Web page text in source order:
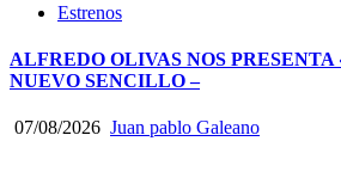
Estrenos
ALFREDO OLIVAS NOS PRESENTA
NUEVO SENCILLO –
07/08/2026 Juan pablo Galeano